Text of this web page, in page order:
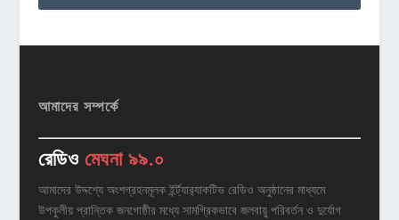
আমাদের সম্পর্কে
রেডিও মেঘনা ৯৯.০
আমাদের উদ্দশ্যে অংশগ্রহনমূলক ইর্ন্ট্যার‌্যাকটিভ রেডিও অনুষ্ঠানের মাধ্যমে
উপকুলীয় প্রান্তিক জনগোষ্ঠীর মধ্যে সামগ্রিকভাবে জলবায়ু পরিবর্তন ও দুর্যোগ